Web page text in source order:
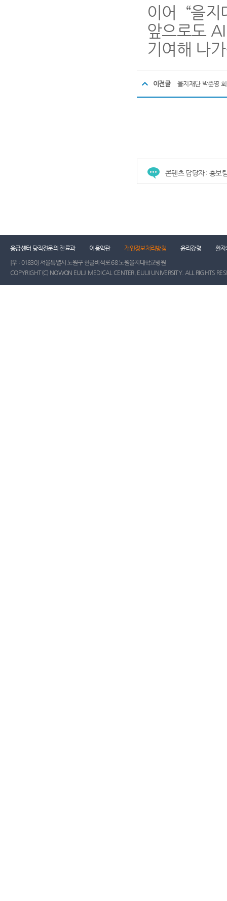
이어 “을
앞으로도
기여해 나
이전글 을지재단 박준영
콘텐츠 담당자 : 홍보
응급센터 당직전문의 진료과 이용약관 개인정보처리방침 윤리강령
환자
[우 : 01830] 서울특별시 노원구 한글비석로 68 노원을지대학교병원
COPYRIGHT(C) NOWON EULJI MEDICAL CENTER, EULJI UNIVERSITY. ALL RIGHTS